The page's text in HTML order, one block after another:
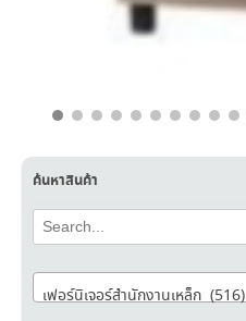
ค้นหาสินค้า
เฟอร์นิเจอร์สำนักงานเหล็ก (516)